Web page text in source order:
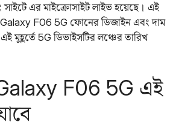
সাইটে এর মাইক্রোসাইট লাইভ হয়েছে। এই
F06 5G ফোনের ডিজাইন এবং দাম
মুহূর্তে 5G ডিভাইসটির লঞ্চের তারিখ
F06 5G এই